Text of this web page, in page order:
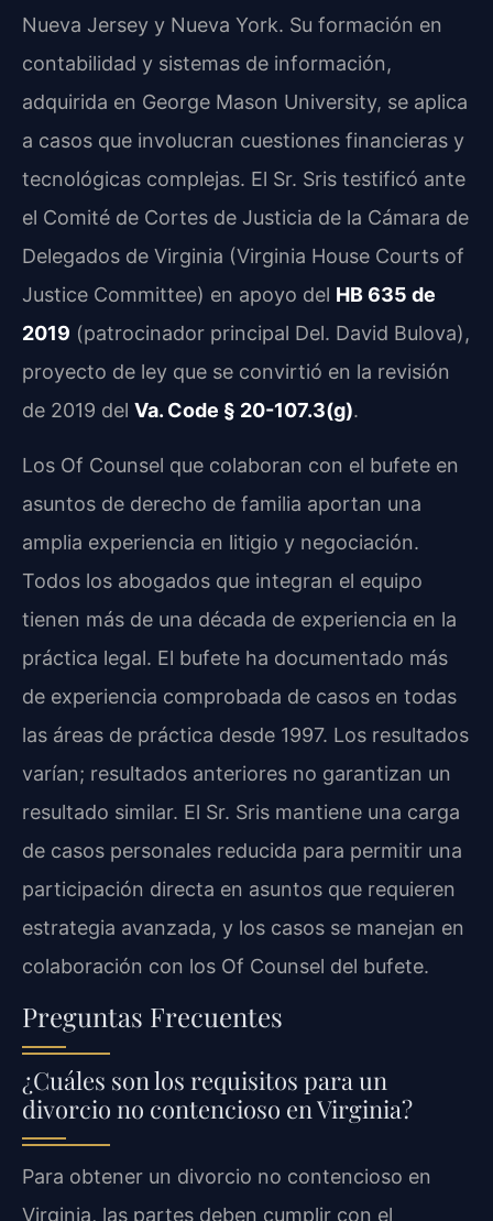
Nueva Jersey y Nueva York. Su formación en
contabilidad y sistemas de información,
adquirida en George Mason University, se aplica
a casos que involucran cuestiones financieras y
tecnológicas complejas. El Sr. Sris testificó ante
el Comité de Cortes de Justicia de la Cámara de
Delegados de Virginia (Virginia House Courts of
Justice Committee) en apoyo del HB 635 de
2019 (patrocinador principal Del. David Bulova),
proyecto de ley que se convirtió en la revisión
de 2019 del Va. Code § 20-107.3(g).
Los Of Counsel que colaboran con el bufete en
asuntos de derecho de familia aportan una
amplia experiencia en litigio y negociación.
Todos los abogados que integran el equipo
tienen más de una década de experiencia en la
práctica legal. El bufete ha documentado más
de experiencia comprobada de casos en todas
las áreas de práctica desde 1997. Los resultados
varían; resultados anteriores no garantizan un
resultado similar. El Sr. Sris mantiene una carga
de casos personales reducida para permitir una
participación directa en asuntos que requieren
estrategia avanzada, y los casos se manejan en
colaboración con los Of Counsel del bufete.
Preguntas Frecuentes
¿Cuáles son los requisitos para un
divorcio no contencioso en Virginia?
Para obtener un divorcio no contencioso en
Virginia, las partes deben cumplir con el